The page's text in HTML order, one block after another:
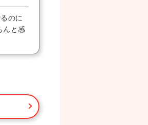
のに
んと感